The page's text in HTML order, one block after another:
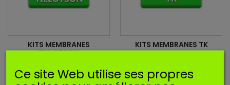
KITS MEMBRANES
TILLOTSON
KITS MEMBRANES TK
Ce site Web utilise ses propres